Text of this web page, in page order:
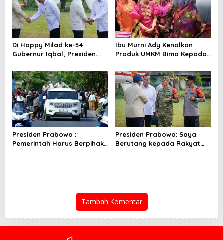
Di Happy Milad ke-54
Gubernur Iqbal, Presiden
Ibu Murni Ady Kenalkan
Produk UMKM Bima Kepada
Presiden Prabowo :
Pemerintah Harus Berpihak
Presiden Prabowo: Saya
Berutang kepada Rakyat
Tambah Komentar